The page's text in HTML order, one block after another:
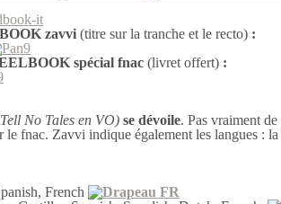
zavvi (titre sur la tranche et le recto) :
spécial fnac (livret offert) :
No Tales en VO) se dévoile. Pas vraiment
le fnac. Zavvi indique également les langues : la
French